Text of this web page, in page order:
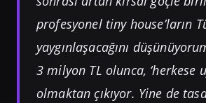
profesyonel tiny house’ların
yaygınlaşacağını
3 milyon TL olunca, ‘herkese
olmaktan çıkıyor. Yine de